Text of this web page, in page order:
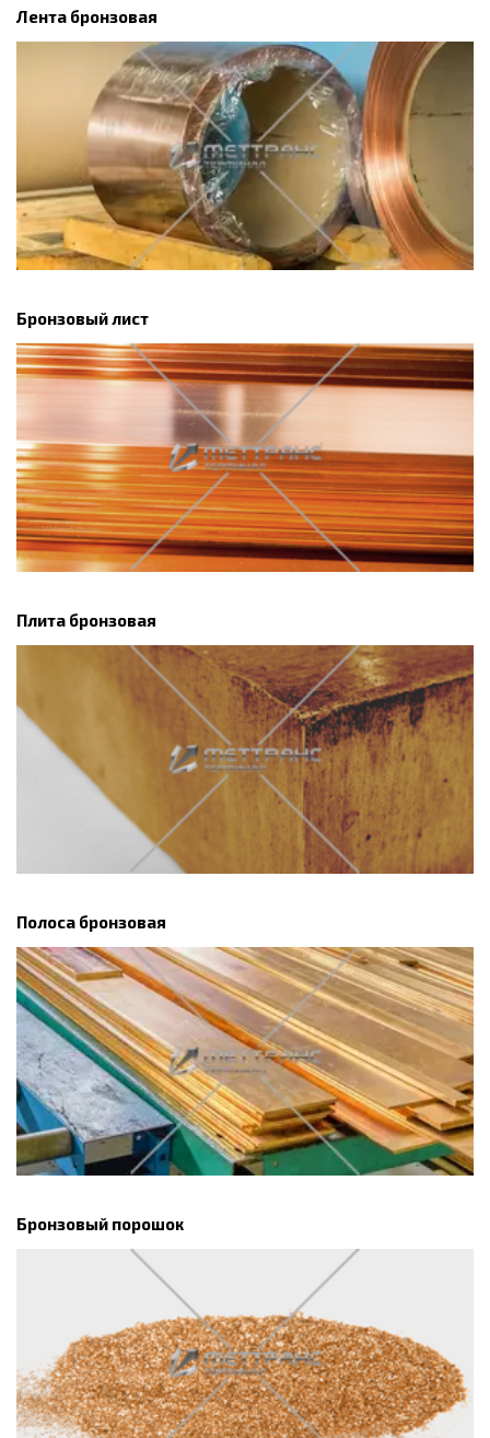
Лента бронзовая
Бронзовый лист
Плита бронзовая
Полоса бронзовая
Бронзовый порошок